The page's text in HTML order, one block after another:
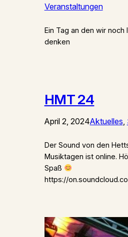
Veranstaltungen
Ein Tag an den wir noch
denken
HMT 24
April 2, 2024Aktuelles,
Der Sound von den
Musiktagen ist online.
Spaß
https://